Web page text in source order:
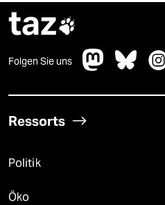
taz
Folgen Sie uns
Ressorts
Politik
Öko